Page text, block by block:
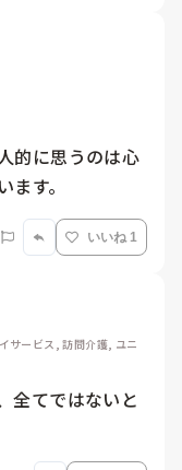
的に思うのは心
す。
いいね 1
サービス, 訪問介護, ユニ
全てではないと